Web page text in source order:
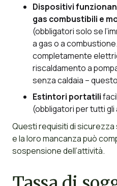
Dispositivi
gas combustibili e
(obbligatori solo se
a gas o a
completamente
riscaldamento a
senza caldaia –
Estintori portatili
(obbligatori per tutti gli
Questi requisiti di
e la loro mancanza può
sospensione dell’attività.